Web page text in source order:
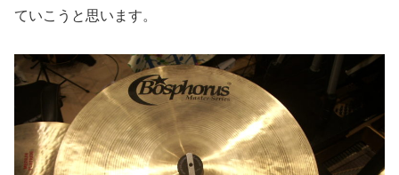
ていこうと思います。